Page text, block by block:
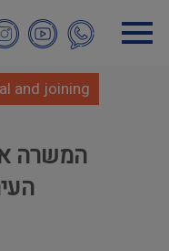
and joining